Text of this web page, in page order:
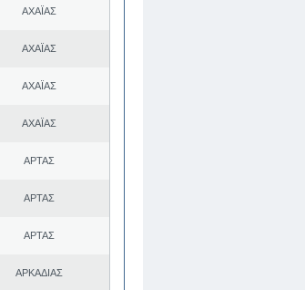
ΑΧΑΪΑΣ
ΑΧΑΪΑΣ
ΑΧΑΪΑΣ
ΑΧΑΪΑΣ
ΑΡΤΑΣ
ΑΡΤΑΣ
ΑΡΤΑΣ
ΑΡΚΑΔΙΑΣ